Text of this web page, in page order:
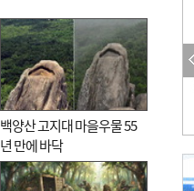
백양산 고지대 마을우물 55
년 만에 바닥